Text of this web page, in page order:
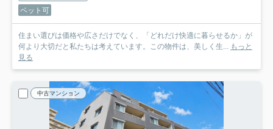
ペット可
住まい選びは価格や広さだけでなく、「どれだけ快適に暮らせるか」が
何より大切だと私たちは考えています。この物件は、美しく生... もっと
見る
中古マンション